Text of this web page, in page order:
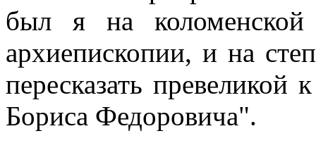
был я на коломенской
архиепископии, и на
пересказать
Бориса Федоровича".